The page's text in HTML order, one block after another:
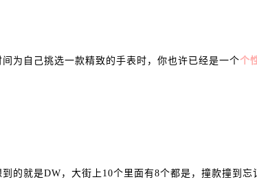
为自己挑选一款精致的手表时，你也许已经是一个个
的就是DW，大街上10个里面有8个都是，撞款撞到忘